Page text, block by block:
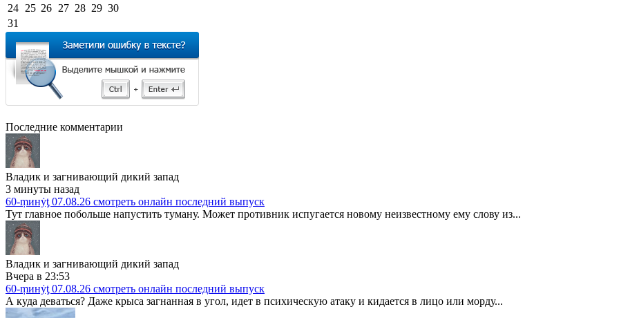
24 25 26 27 28 29 30
31
Последние комментарии
Владик и загнивающий дикий запад
3 минуты назад
60-ṃинẏƫ 07.08.26 смотреть онлайн последний выпуск
Тут главное побольше напустить туману. Может противник испугается новому неизвестному ему слову из...
Владик и загнивающий дикий запад
Вчера в 23:53
60-ṃинẏƫ 07.08.26 смотреть онлайн последний выпуск
А куда деваться? Даже крыса загнанная в угол, идет в психическую атаку и кидается в лицо или морду...